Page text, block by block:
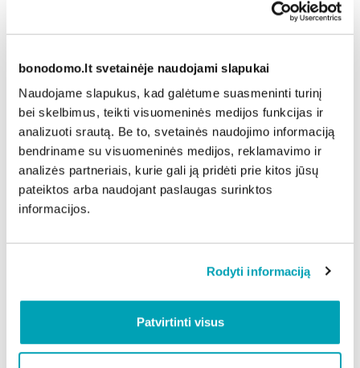
bonodomo.lt svetainėje naudojami slapukai
Naudojame slapukus, kad galėtume suasmeninti turinį
bei skelbimus, teikti visuomeninės medijos funkcijas ir
analizuoti srautą. Be to, svetainės naudojimo informaciją
bendriname su visuomeninės medijos, reklamavimo ir
analizės partneriais, kurie gali ją pridėti prie kitos jūsų
pateiktos arba naudojant paslaugas surinktos
informacijos.
Rodyti informaciją
Patvirtinti visus
paras nuo šildymo sezono pradžios“, – patarimais
dalijosi L.Žemaitis.
Pasitaiko, kad net ir po 3 parų radiatoriai butuose
nešyla todėl, jog viršutiniuose namo aukštuose
esančiose patalpose nebuvo nuorinti šildymo
prietaisai. Siekiant išvengti nesklandumų viršutinių
aukštų gyventojai, prasidėjus šildymo sezonui, turėtų
patys prevenciškai nuorinti radiatorius. Šią
procedūrą gali tekti pakartoti kelis kartus, kol oras
„Nuorinti šildymo prietaisus išties nesudėtinga. Jei
patiems to padaryti nepavyksta, patariu paprašyti
reikėtų kreiptis į namą administruojančią įmonę“, –
kalbėjo „Mano BŪSTO“ Klaipėdos regiono vadovas.